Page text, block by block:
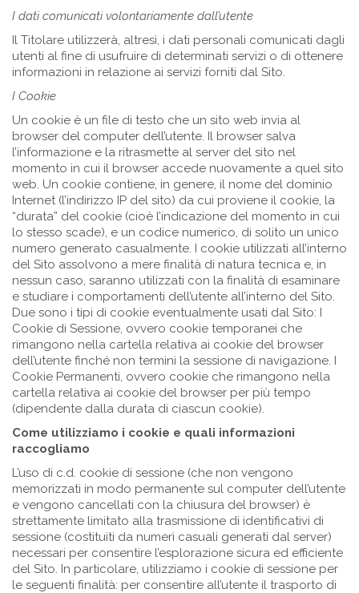
I dati comunicati volontariamente dall’utente
Il Titolare utilizzerà, altresì, i dati personali comunicati dagli
utenti al fine di usufruire di determinati servizi o di ottenere
informazioni in relazione ai servizi forniti dal Sito.
I Cookie
Un cookie è un file di testo che un sito web invia al
browser del computer dell’utente. Il browser salva
l’informazione e la ritrasmette al server del sito nel
momento in cui il browser accede nuovamente a quel sito
web. Un cookie contiene, in genere, il nome del dominio
Internet (l’indirizzo IP del sito) da cui proviene il cookie, la
“durata” del cookie (cioè l’indicazione del momento in cui
lo stesso scade), e un codice numerico, di solito un unico
numero generato casualmente. I cookie utilizzati all’interno
del Sito assolvono a mere finalità di natura tecnica e, in
nessun caso, saranno utilizzati con la finalità di esaminare
e studiare i comportamenti dell’utente all’interno del Sito.
Due sono i tipi di cookie eventualmente usati dal Sito: I
Cookie di Sessione, ovvero cookie temporanei che
rimangono nella cartella relativa ai cookie del browser
dell’utente finché non termini la sessione di navigazione. I
Cookie Permanenti, ovvero cookie che rimangono nella
cartella relativa ai cookie del browser per più tempo
(dipendente dalla durata di ciascun cookie).
Come utilizziamo i cookie e quali informazioni
raccogliamo
L’uso di c.d. cookie di sessione (che non vengono
memorizzati in modo permanente sul computer dell’utente
e vengono cancellati con la chiusura del browser) è
strettamente limitato alla trasmissione di identificativi di
sessione (costituiti da numeri casuali generati dal server)
necessari per consentire l’esplorazione sicura ed efficiente
del Sito. In particolare, utilizziamo i cookie di sessione per
le seguenti finalità: per consentire all’utente il trasporto di